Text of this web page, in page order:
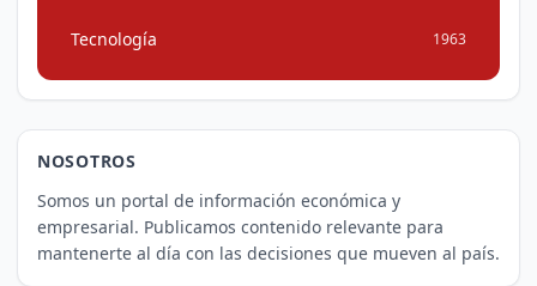
Tecnología 1963
NOSOTROS
Somos un portal de información económica y
empresarial. Publicamos contenido relevante para
mantenerte al día con las decisiones que mueven al país.